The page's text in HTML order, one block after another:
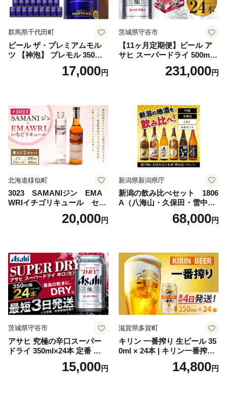
群馬県千代田町
ビール ザ・プレミアムモル
ツ 【神泡】 プレモル 350ml
× 24本 サントリー〈天然水の
ビール工場〉群馬※沖縄・離
17,000円
茨城県守谷市
【11ヶ月定期便】ビール ア
サヒ スーパードライ 500ml 2
4本 1ケース×11ヶ月 | アサヒ
ビール 究極の辛口 酒 お酒 ア
uper dry 11回 缶ビール 缶 ギ
フト 内祝い 茨城県守谷市 送
料無料
231,000円
北海道様似町
3023 SAMANIジン EMA
WRIイチゴリキュール セッ
ト（箱入り）【大人の味 酒
お酒 洋酒 スピリッツ クラフ
セット 詰め合わせ カクテル
ソーダ割り アルコール ロッ
ク ソーダ ジントニック 】
20,000円
新潟県新潟県庁
新潟の飲み比べセット 1806
A（八海山・久保田・雪中
梅・越乃寒梅・かたふね・千
68,000円
茨城県守谷市
アサヒ 究極の辛口スーパー
ドライ 350ml×24本 定番 ビー
ル 缶ビール 酒 お酒 アルコー
15,000円
滋賀県多賀町
キリン 一番搾り 生ビール 35
0ml × 24本 | キリン一番搾り
キリンビール 一番搾り ビー
ル 24缶 きりんいちばんしぼ
14,800円